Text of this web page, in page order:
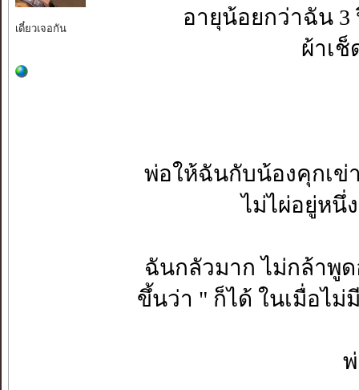
เดี๋ยวเจอกัน
อายุน้อยกว่าฉัน 3
ผ้าเ
พ่อให้ฉันกับน้องคุกเข่
ไม่ไผ่อยู่หนึ่
ฉันกลัวมาก ไม่กล้าพู
ขึ้นว่า " ก็ได้ ในเมื่อไ